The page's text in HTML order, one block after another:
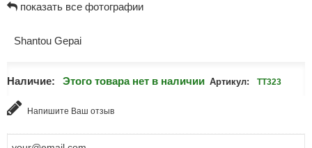
показать все фотографии
Shantou Gepai
Наличие: Этого товара нет в наличии Артикул: TT323
Напишите Ваш отзыв